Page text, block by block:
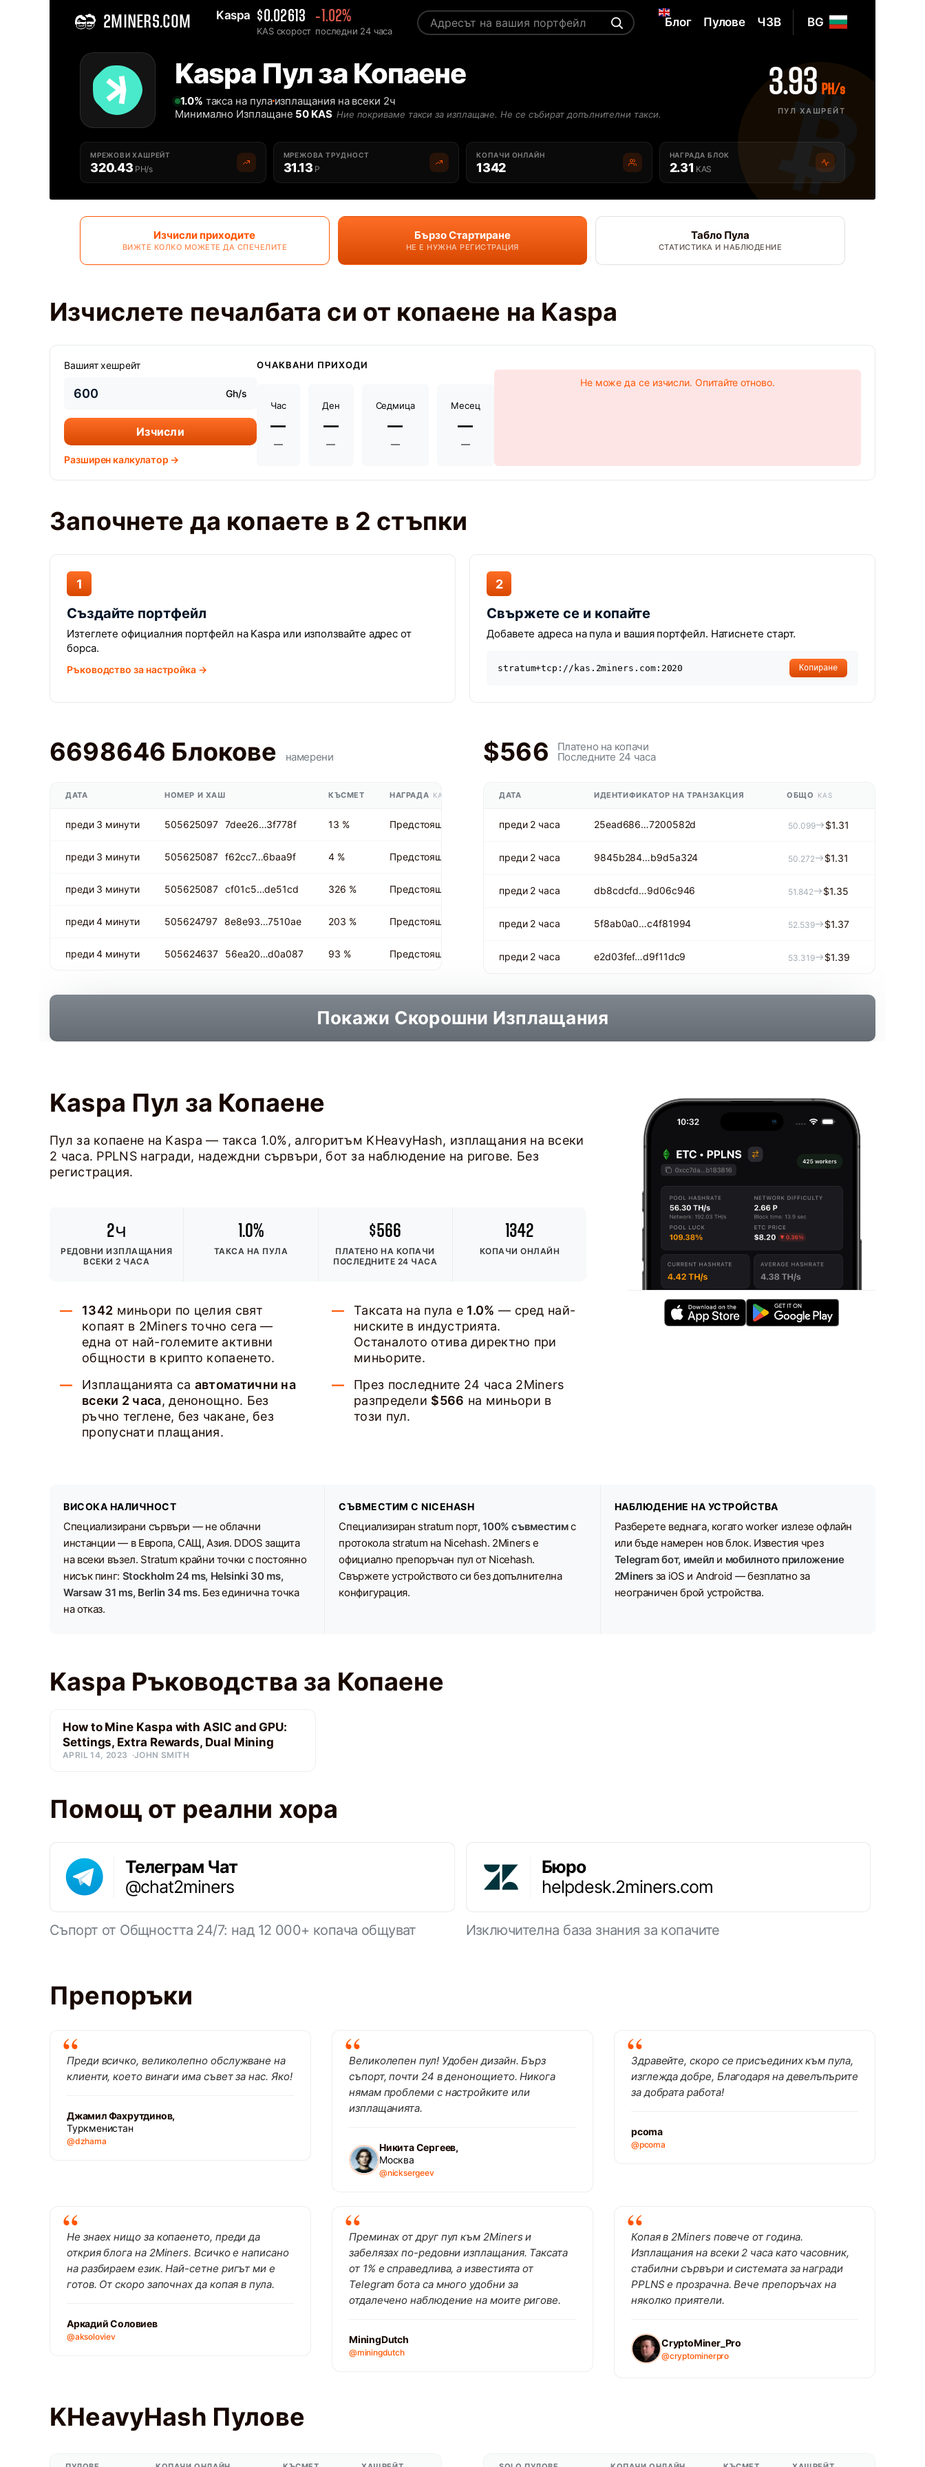
2MINERS.COM Kaspa $0.02613
KAS скорост
-1.02%
последни 24 часа
BG
Блог Пулове ЧЗВ
Най-добрият Kaspa KAS Пул за Копаене - 2MinersKaspa Пул за Копаене
1.0% такса на пулаизплащания на всеки 2ч
Минимално Изплащане 50 KAS Ние покриваме такси за изплащане. Не се събират допълнителни такси.
3.93 PH/s
ПУЛ ХАШРЕЙТ
МРЕЖОВИ ХАШРЕЙТ
320.43 PH/s
МРЕЖОВА ТРУДНОСТ
31.13 P
КОПАЧИ ОНЛАЙН
1342
НАГРАДА БЛОК
2.31 KAS
Изчисли приходите
ВИЖТЕ КОЛКО МОЖЕТЕ ДА СПЕЧЕЛИТЕ
Бързо Стартиране
НЕ Е НУЖНА РЕГИСТРАЦИЯ
Табло Пула
СТАТИСТИКА И НАБЛЮДЕНИЕ
Изчислете печалбата си от копаене на Kaspa
Вашият хешрейт
Gh/s
Изчисли
Разширен калкулатор →
ОЧАКВАНИ ПРИХОДИ
Час
—
—
Ден
—
—
Седмица
—
—
Месец
—
—
Не може да се изчисли. Опитайте отново.
Започнете да копаете в 2 стъпки
1
Създайте портфейл
Изтеглете официалния портфейл на Kaspa или използвайте адрес от
борса.
Ръководство за настройка →
2
Свържете се и копайте
Добавете адреса на пула и вашия портфейл. Натиснете старт.
stratum+tcp://kas.2miners.com:2020 Копиране
6698646 Блокове намерени
ДАТА НОМЕР И ХАШ КЪСМЕТ НАГРАДА KAS
преди 3 минути 505625097 7dee26…3f778f 13 % Предстоящо
преди 3 минути 505625087 f62cc7…6baa9f 4 % Предстоящо
преди 3 минути 505625087 cf01c5…de51cd 326 % Предстоящо
преди 4 минути 505624797 8e8e93…7510ae 203 % Предстоящо
преди 4 минути 505624637 56ea20…d0a087 93 % Предстоящо
$566 Платено на копачи
Последните 24 часа
ДАТА ИДЕНТИФИКАТОР НА ТРАНЗАКЦИЯ ОБЩО KAS
преди 2 часа 25ead686…7200582d 50.099 $1.31
преди 2 часа 9845b284…b9d5a324 50.272 $1.31
преди 2 часа db8cdcfd…9d06c946 51.842 $1.35
преди 2 часа 5f8ab0a0…c4f81994 52.539 $1.37
преди 2 часа e2d03fef…d9f11dc9 53.319 $1.39
Покажи Скорошни Изплащания
Kaspa Пул за Копаене
Пул за копаене на Kaspa — такса 1.0%, алгоритъм KHeavyHash, изплащания на всеки
2 часа. PPLNS награди, надеждни сървъри, бот за наблюдение на ригове. Без
регистрация.
2ч
РЕДОВНИ ИЗПЛАЩАНИЯ
ВСЕКИ 2 ЧАСА
1.0%
ТАКСА НА ПУЛА
$566
ПЛАТЕНО НА КОПАЧИ
ПОСЛЕДНИТЕ 24 ЧАСА
1342
КОПАЧИ ОНЛАЙН
1342 миньори по целия свят
копаят в 2Miners точно сега —
една от най-големите активни
общности в крипто копаенето.
Таксата на пула е 1.0% — сред най-
ниските в индустрията.
Останалото отива директно при
миньорите.
Изплащанията са автоматични на
всеки 2 часа, денонощно. Без
ръчно теглене, без чакане, без
пропуснати плащания.
През последните 24 часа 2Miners
разпредели $566 на миньори в
този пул.
ВИСОКА НАЛИЧНОСТ
Специализирани сървъри — не облачни
инстанции — в Европа, САЩ, Азия. DDOS защита
на всеки възел. Stratum крайни точки с постоянно
нисък пинг: Stockholm 24 ms, Helsinki 30 ms,
Warsaw 31 ms, Berlin 34 ms.Без единична точка
на отказ.
СЪВМЕСТИМ С NICEHASH
Специализиран stratum порт,100% съвместимс
протокола stratum на Nicehash. 2Miners е
официално препоръчан пул от Nicehash.
Свържете устройството си без допълнителна
конфигурация.
НАБЛЮДЕНИЕ НА УСТРОЙСТВА
Разберете веднага, когато worker излезе офлайн
или бъде намерен нов блок. Известия чрез
Telegram бот, имейл и мобилното приложение
2Miners за iOS и Android — безплатно за
неограничен брой устройства.
Kaspa Ръководства за Копаене
How to Mine Kaspa with ASIC and GPU:
Settings, Extra Rewards, Dual Mining
APRIL 14, 2023 JOHN SMITH
Помощ от реални хора
Телеграм Чат
@chat2miners
Съпорт от Общността 24/7: над 12 000+ копача общуват
Бюро
helpdesk.2miners.com
Изключителна база знания за копачите
Препоръки
Преди всичко, великолепно обслужване на
клиенти, което винаги има съвет за нас. Яко!
Джамил Фахрутдинов,
Туркменистан
@dzhama
Великолепен пул! Удобен дизайн. Бърз
съпорт, почти 24 в денонощието. Никога
нямам проблеми с настройките или
изплащанията.
Никита Сергеев,
Москва
@nicksergeev
Здравейте, скоро се присъединих към пула,
изглежда добре, Благодаря на девелъпърите
за добрата работа!
pcoma
@pcoma
Не знаех нищо за копаенето, преди да
открия блога на 2Miners. Всичко е написано
на разбираем език. Най-сетне ригът ми е
готов. От скоро започнах да копая в пула.
Аркадий Соловиев
@aksoloviev
Преминах от друг пул към 2Miners и
забелязах по-редовни изплащания. Таксата
от 1% е справедлива, а известията от
Telegram бота са много удобни за
отдалечено наблюдение на моите ригове.
MiningDutch
@miningdutch
Копая в 2Miners повече от година.
Изплащания на всеки 2 часа като часовник,
стабилни сървъри и системата за награди
PPLNS е прозрачна. Вече препоръчах на
няколко приятели.
CryptoMiner_Pro
@cryptominerpro
KHeavyHash Пулове